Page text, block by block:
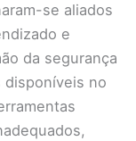
se aliados
e
da segurança
disponíveis no